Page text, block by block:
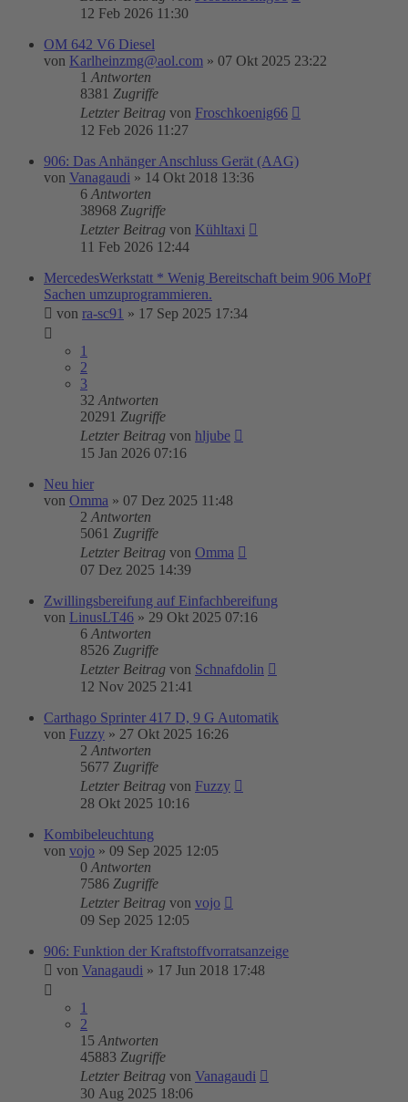
12 Feb 2026 11:30
OM 642 V6 Diesel
von Karlheinzmg@aol.com » 07 Okt 2025 23:22
1 Antworten
8381 Zugriffe
Letzter Beitrag von Froschkoenig66
12 Feb 2026 11:27
906: Das Anhänger Anschluss Gerät (AAG)
von Vanagaudi » 14 Okt 2018 13:36
6 Antworten
38968 Zugriffe
Letzter Beitrag von Kühltaxi
11 Feb 2026 12:44
MercedesWerkstatt * Wenig Bereitschaft beim 906 MoPf
Sachen umzuprogrammieren.
von ra-sc91 » 17 Sep 2025 17:34
1
2
3
32 Antworten
20291 Zugriffe
Letzter Beitrag von hljube
15 Jan 2026 07:16
Neu hier
von Omma » 07 Dez 2025 11:48
2 Antworten
5061 Zugriffe
Letzter Beitrag von Omma
07 Dez 2025 14:39
Zwillingsbereifung auf Einfachbereifung
von LinusLT46 » 29 Okt 2025 07:16
6 Antworten
8526 Zugriffe
Letzter Beitrag von Schnafdolin
12 Nov 2025 21:41
Carthago Sprinter 417 D, 9 G Automatik
von Fuzzy » 27 Okt 2025 16:26
2 Antworten
5677 Zugriffe
Letzter Beitrag von Fuzzy
28 Okt 2025 10:16
Kombibeleuchtung
von vojo » 09 Sep 2025 12:05
0 Antworten
7586 Zugriffe
Letzter Beitrag von vojo
09 Sep 2025 12:05
906: Funktion der Kraftstoffvorratsanzeige
von Vanagaudi » 17 Jun 2018 17:48
1
2
15 Antworten
45883 Zugriffe
Letzter Beitrag von Vanagaudi
30 Aug 2025 18:06